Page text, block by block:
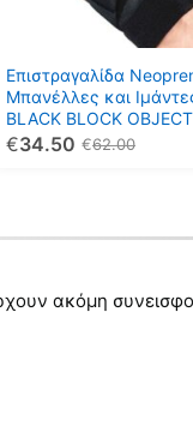
Επιστραγαλίδα
Μπανέλλες και
BLACK BLOCK OBJECT
62.00
€
34.50
€
μπορούν
να
επιλεγούν
στη
ακόμη